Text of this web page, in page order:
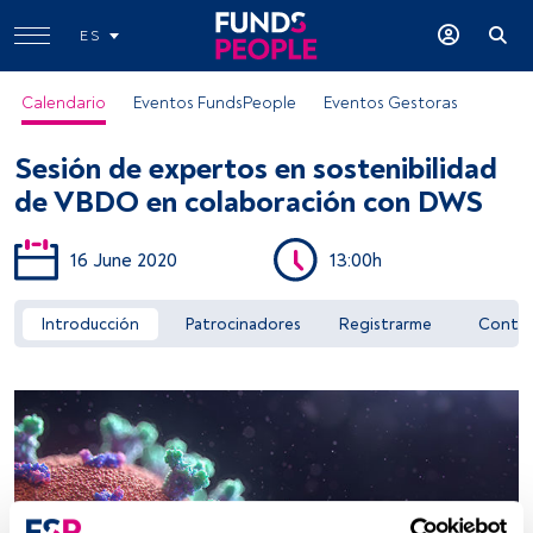
ES
Calendario Eventos FundsPeople Eventos Gestoras
Sesión de expertos en sostenibilidad
de VBDO en colaboración con DWS
16 June 2020 13:00h
Introducción Patrocinadores Registrarme